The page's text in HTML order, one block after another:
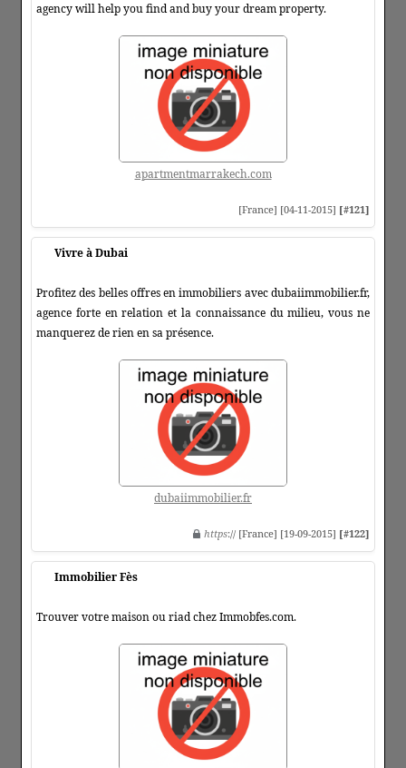
agency will help you find and buy your dream property.
apartmentmarrakech.com
[France] [04-11-2015] [#121]
Vivre à Dubai
Profitez des belles offres en immobiliers avec dubaiimmobilier.fr,
agence forte en relation et la connaissance du milieu, vous ne
manquerez de rien en sa présence.
dubaiimmobilier.fr
https:// [France] [19-09-2015] [#122]
Immobilier Fès
Trouver votre maison ou riad chez Immobfes.com.